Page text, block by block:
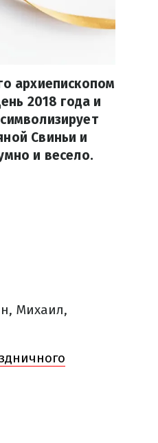
архиепископом
2018 года и
Свиньи и
и весело.
Михаил,